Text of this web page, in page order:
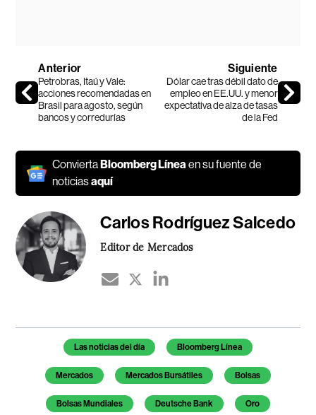
Anterior
Petrobras, Itaú y Vale:
acciones recomendadas en
Brasil para agosto, según
bancos y corredurías
Siguiente
Dólar cae tras débil dato de
empleo en EE.UU. y menor
expectativa de alza de tasas
de la Fed
Convierta Bloomberg Líneaen su fuente de
noticiasaquí
Carlos Rodríguez Salcedo
Editor de Mercados
Temas de este artículo
Las noticias del día Bloomberg Línea
Mercados Mercados Bursátiles Bolsas
Bolsas Mundiales Deutsche Bank Oro